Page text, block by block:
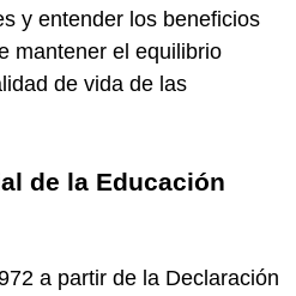
y entender los beneficios
mantener el equilibrio
de vida de las
de la Educación
a partir de la Declaración